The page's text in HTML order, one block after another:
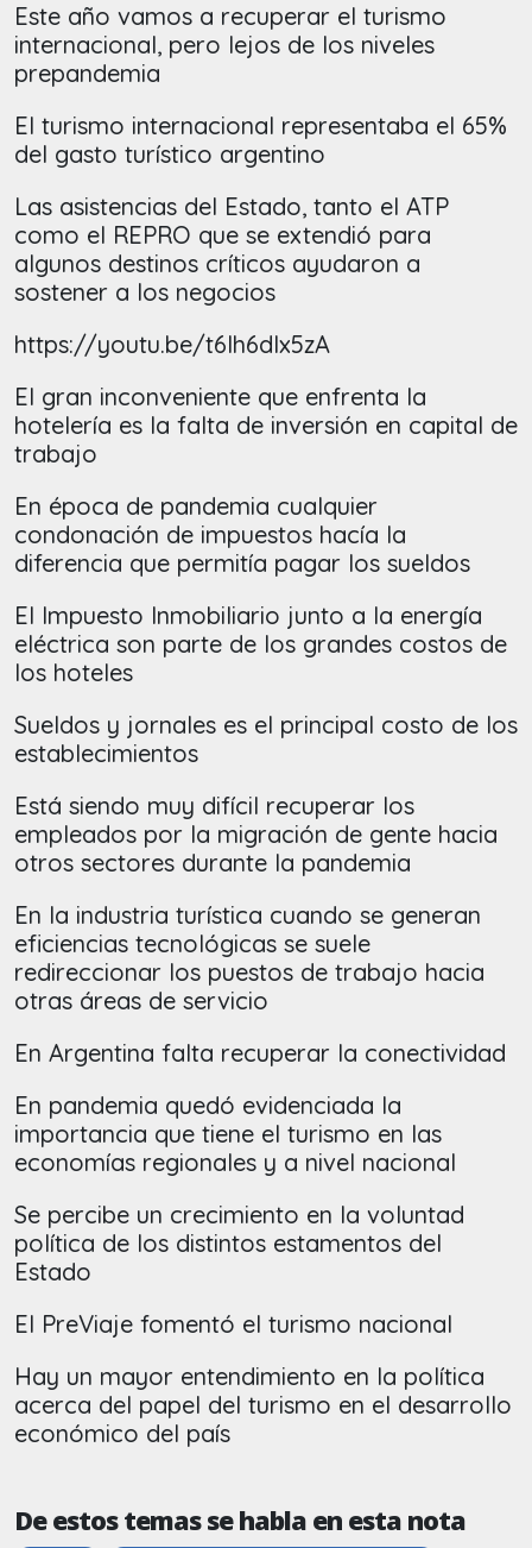
Este año vamos a recuperar el turismo
internacional, pero lejos de los niveles
prepandemia
El turismo internacional representaba el 65%
del gasto turístico argentino
Las asistencias del Estado, tanto el ATP
como el REPRO que se extendió para
algunos destinos críticos ayudaron a
sostener a los negocios
https://youtu.be/t6lh6dIx5zA
El gran inconveniente que enfrenta la
hotelería es la falta de inversión en capital de
trabajo
En época de pandemia cualquier
condonación de impuestos hacía la
diferencia que permitía pagar los sueldos
El Impuesto Inmobiliario junto a la energía
eléctrica son parte de los grandes costos de
los hoteles
Sueldos y jornales es el principal costo de los
establecimientos
Está siendo muy difícil recuperar los
empleados por la migración de gente hacia
otros sectores durante la pandemia
En la industria turística cuando se generan
eficiencias tecnológicas se suele
redireccionar los puestos de trabajo hacia
otras áreas de servicio
En Argentina falta recuperar la conectividad
En pandemia quedó evidenciada la
importancia que tiene el turismo en las
economías regionales y a nivel nacional
Se percibe un crecimiento en la voluntad
política de los distintos estamentos del
Estado
El PreViaje fomentó el turismo nacional
Hay un mayor entendimiento en la política
acerca del papel del turismo en el desarrollo
económico del país
De estos temas se habla en esta nota